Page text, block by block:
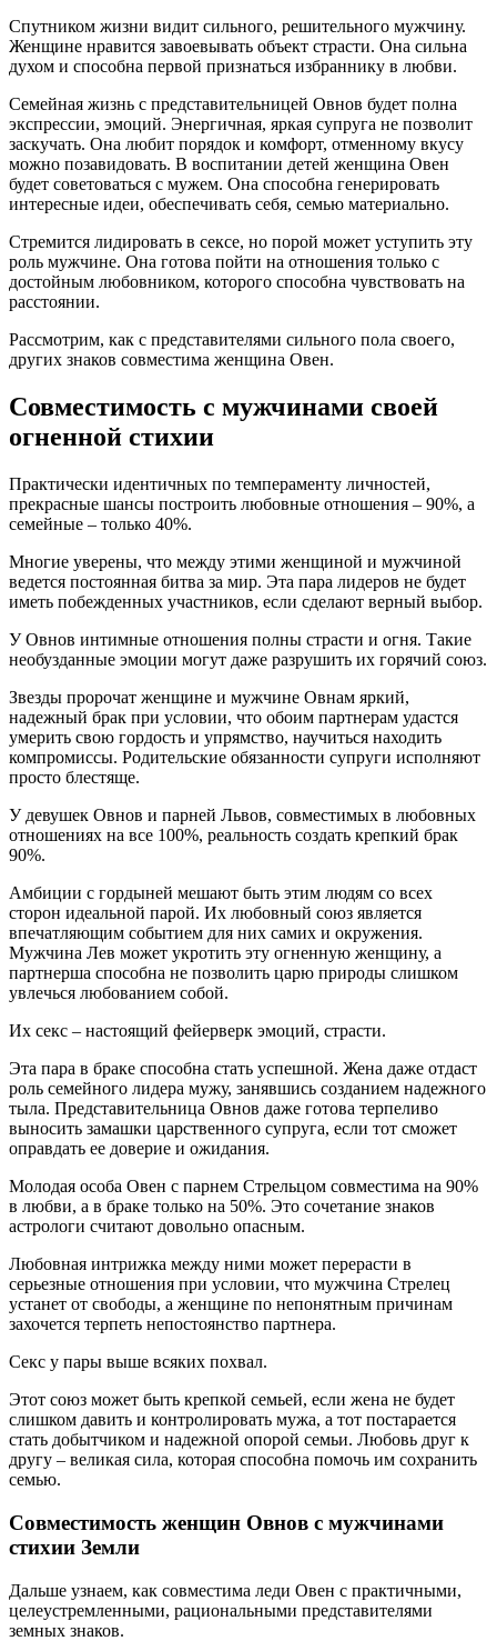
Спутником жизни видит сильного, решительного мужчину.
Женщине нравится завоевывать объект страсти. Она сильна
духом и способна первой признаться избраннику в любви.
Семейная жизнь с представительницей Овнов будет полна
экспрессии, эмоций. Энергичная, яркая супруга не позволит
заскучать. Она любит порядок и комфорт, отменному вкусу
можно позавидовать. В воспитании детей женщина Овен
будет советоваться с мужем. Она способна генерировать
интересные идеи, обеспечивать себя, семью материально.
Стремится лидировать в сексе, но порой может уступить эту
роль мужчине. Она готова пойти на отношения только с
достойным любовником, которого способна чувствовать на
расстоянии.
Рассмотрим, как с представителями сильного пола своего,
других знаков совместима женщина Овен.
Совместимость с мужчинами своей
огненной стихии
Практически идентичных по темпераменту личностей,
прекрасные шансы построить любовные отношения – 90%, а
семейные – только 40%.
Многие уверены, что между этими женщиной и мужчиной
ведется постоянная битва за мир. Эта пара лидеров не будет
иметь побежденных участников, если сделают верный выбор.
У Овнов интимные отношения полны страсти и огня. Такие
необузданные эмоции могут даже разрушить их горячий союз.
Звезды пророчат женщине и мужчине Овнам яркий,
надежный брак при условии, что обоим партнерам удастся
умерить свою гордость и упрямство, научиться находить
компромиссы. Родительские обязанности супруги исполняют
просто блестяще.
У девушек Овнов и парней Львов, совместимых в любовных
отношениях на все 100%, реальность создать крепкий брак
90%.
Амбиции с гордыней мешают быть этим людям со всех
сторон идеальной парой. Их любовный союз является
впечатляющим событием для них самих и окружения.
Мужчина Лев может укротить эту огненную женщину, а
партнерша способна не позволить царю природы слишком
увлечься любованием собой.
Их секс – настоящий фейерверк эмоций, страсти.
Эта пара в браке способна стать успешной. Жена даже отдаст
роль семейного лидера мужу, занявшись созданием надежного
тыла. Представительница Овнов даже готова терпеливо
выносить замашки царственного супруга, если тот сможет
оправдать ее доверие и ожидания.
Молодая особа Овен с парнем Стрельцом совместима на 90%
в любви, а в браке только на 50%. Это сочетание знаков
астрологи считают довольно опасным.
Любовная интрижка между ними может перерасти в
серьезные отношения при условии, что мужчина Стрелец
устанет от свободы, а женщине по непонятным причинам
захочется терпеть непостоянство партнера.
Секс у пары выше всяких похвал.
Этот союз может быть крепкой семьей, если жена не будет
слишком давить и контролировать мужа, а тот постарается
стать добытчиком и надежной опорой семьи. Любовь друг к
другу – великая сила, которая способна помочь им сохранить
семью.
Совместимость женщин Овнов с мужчинами
стихии Земли
Дальше узнаем, как совместима леди Овен с практичными,
целеустремленными, рациональными представителями
земных знаков.